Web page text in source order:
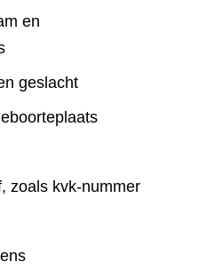
en
geslacht
zoals kvk-nummer